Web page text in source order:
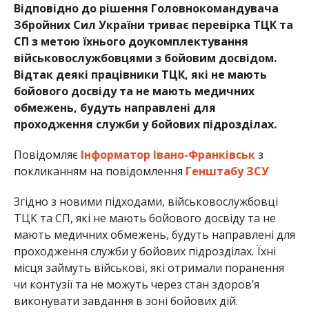
Відповідно до рішення Головнокомандувача
Збройних Сил України триває перевірка ТЦК та
СП з метою їхнього доукомплектування
військовослужбовцями з бойовим досвідом.
Відтак деякі працівники ТЦК, які не мають
бойового досвіду та не мають медичних
обмежень, будуть направлені для
проходження служби у бойових підрозділах.
Повідомляє Інформатор Івано-Франківськз
покликанням на повідомлення Генштабу ЗСУ
Згідно з новими підходами, військовослужбовці
ТЦК та СП, які не мають бойового досвіду та не
мають медичних обмежень, будуть направлені для
проходження служби у бойових підрозділах. Їхні
місця займуть військові, які отримали поранення
чи контузії та не можуть через стан здоров’я
виконувати завдання в зоні бойових дій.